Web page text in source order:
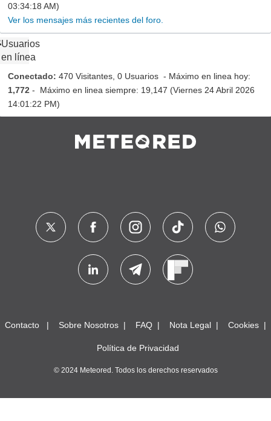
03:34:18 AM)
Ver los mensajes más recientes del foro.
Usuarios
en línea
Conectado: 470 Visitantes, 0 Usuarios - Máximo en linea hoy:
1,772 - Máximo en linea siempre: 19,147 (Viernes 24 Abril 2026
14:01:22 PM)
Contacto Sobre Nosotros FAQ Nota Legal Cookies
Política de Privacidad
© 2024 Meteored. Todos los derechos reservados